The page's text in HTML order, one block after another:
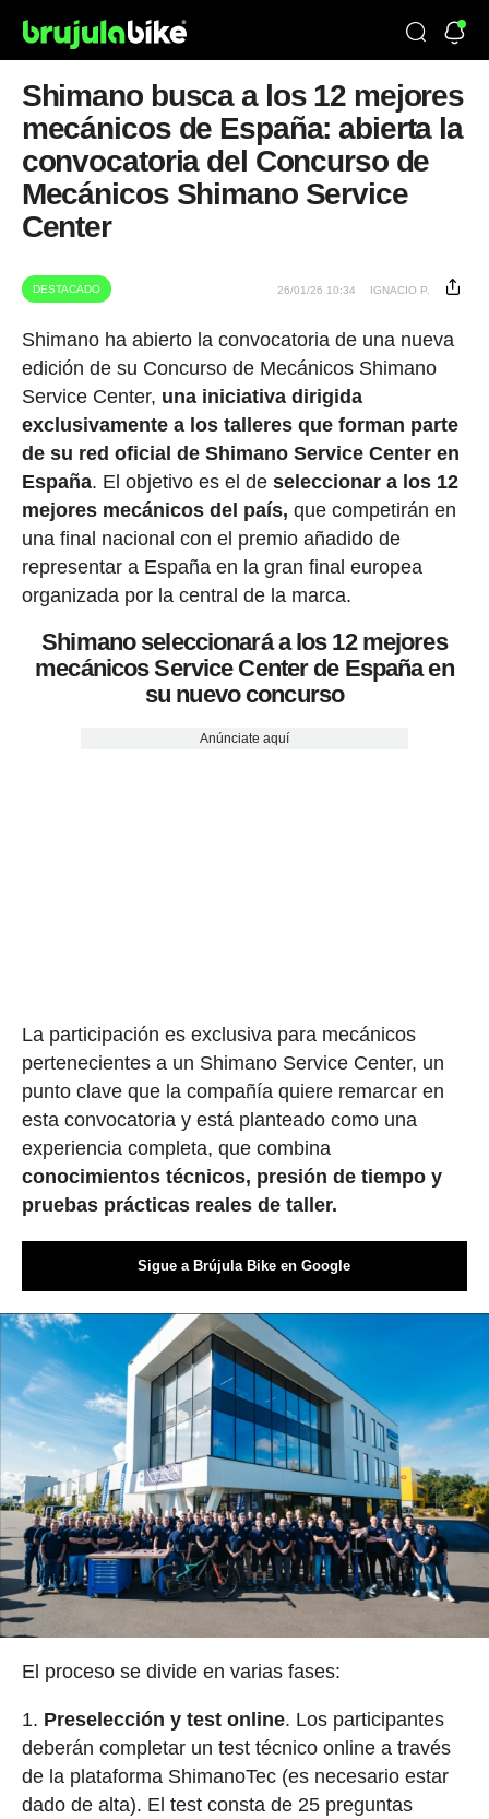
Shimano busca a los 12 mejores
mecánicos de España: abierta la
convocatoria del Concurso de
Mecánicos Shimano Service
Center
DESTACADO 26/01/26 10:34 IGNACIO P.
Shimano ha abierto la convocatoria de una nueva
edición de su Concurso de Mecánicos Shimano
Service Center, una iniciativa dirigida
exclusivamente a los talleres que forman parte
de su red oficial de Shimano Service Center en
España. El objetivo es el de seleccionar a los 12
mejores mecánicos del país, que competirán en
una final nacional con el premio añadido de
representar a España en la gran final europea
organizada por la central de la marca.
Shimano seleccionará a los 12 mejores
mecánicos Service Center de España en
su nuevo concurso
Anúnciate aquí
La participación es exclusiva para mecánicos
pertenecientes a un Shimano Service Center, un
punto clave que la compañía quiere remarcar en
esta convocatoria y está planteado como una
experiencia completa, que combina
conocimientos técnicos, presión de tiempo y
pruebas prácticas reales de taller.
Sigue a Brújula Bike en Google
El proceso se divide en varias fases:
Preselección y test online. Los participantes
deberán completar un test técnico online a través
de la plataforma ShimanoTec (es necesario estar
dado de alta). El test consta de 25 preguntas